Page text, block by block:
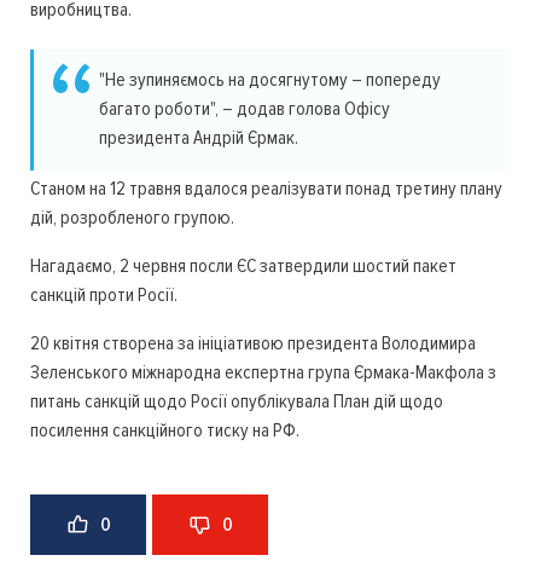
виробництва.
"Не зупиняємось на досягнутому – попереду
багато роботи", – додав голова Офісу
президента Андрій Єрмак.
Станом на 12 травня вдалося реалізувати понад третину плану
дій, розробленого групою.
Нагадаємо, 2 червня посли ЄС затвердили шостий пакет
санкцій проти Росії.
20 квітня створена за ініціативою президента Володимира
Зеленського міжнародна експертна група Єрмака-Макфола з
питань санкцій щодо Росії опублікувала План дій щодо
посилення санкційного тиску на РФ.
0 0